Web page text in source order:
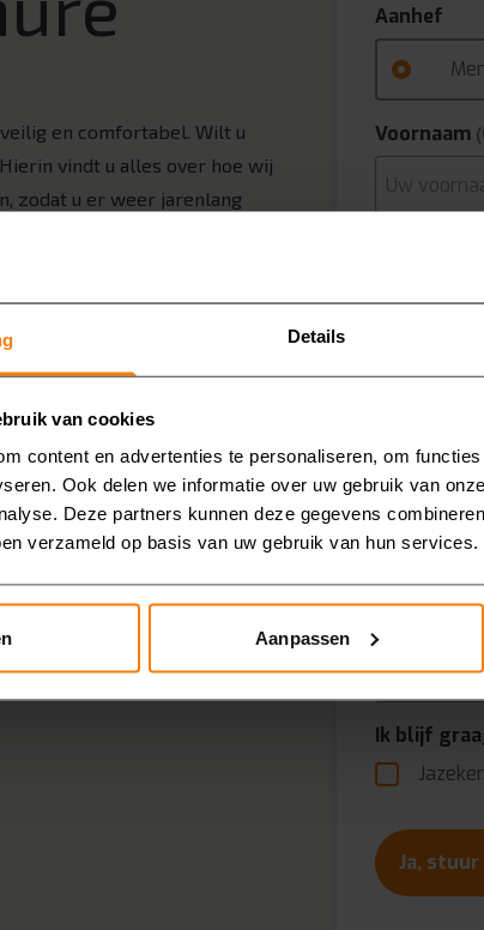
Details
van cookies
content en advertenties te personaliseren, om
Ook delen we informatie over uw gebruik van
Deze partners kunnen deze gegevens
verzameld op basis van uw gebruik van hun services.
Aanpassen
en comfortabel. Wilt u
vindt u alles over hoe wij
zodat u er weer jarenlang
een badkamer die past bij uw
kleuropties
Aanhef
Voornaam
Hoe wilt u
Ik blijf
Ja,